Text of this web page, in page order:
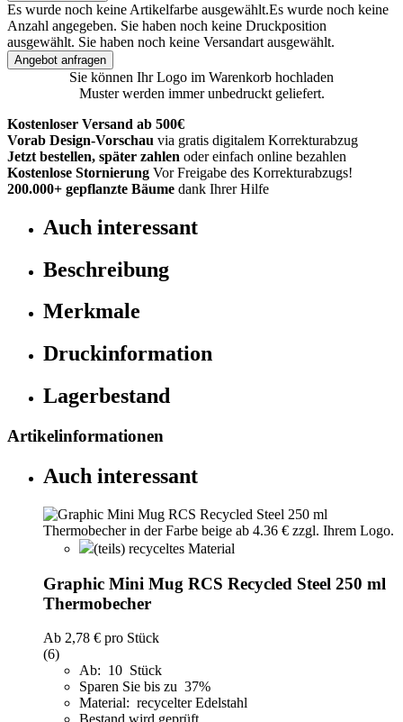
Es wurde noch keine Artikelfarbe ausgewählt.Es wurde noch keine
Anzahl angegeben. Sie haben noch keine Druckposition
ausgewählt. Sie haben noch keine Versandart ausgewählt.
Angebot anfragen
Sie können Ihr Logo im Warenkorb hochladen
Muster werden immer unbedruckt geliefert.
Kostenloser Versand ab 500€
Vorab Design-Vorschau via gratis digitalem Korrekturabzug
Jetzt bestellen, später zahlen oder einfach online bezahlen
Kostenlose Stornierung Vor Freigabe des Korrekturabzugs!
200.000+ gepflanzte Bäume dank Ihrer Hilfe
Auch interessant
Beschreibung
Merkmale
Druckinformation
Lagerbestand
Artikelinformationen
Auch interessant
(teils) recyceltes Material
Graphic Mini Mug RCS Recycled Steel 250 ml
Thermobecher
Ab 2,78 € pro Stück
(6)
Ab: 10 Stück
Sparen Sie bis zu 37%
Material: recycelter Edelstahl